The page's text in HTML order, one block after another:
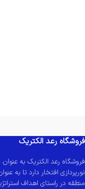
فروشگاه رعد الکتریک
فروشگاه رعد الکتریک به
نورپردازی افتخار دارد تا به
منطقه در راستای اهداف